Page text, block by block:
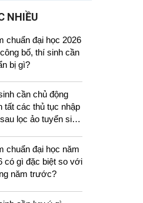
NHIỀU
chuẩn đại học 2026
bố, thí sinh cần
bị gì?
cần chủ động
tất các thủ tục nhập
lọc ảo tuyển sinh
chuẩn đại học năm
có gì đặc biệt so với
năm trước?